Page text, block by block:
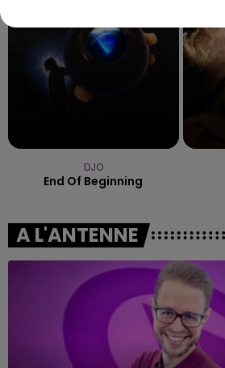
DJO
End Of Beginning
A L'ANTENNE